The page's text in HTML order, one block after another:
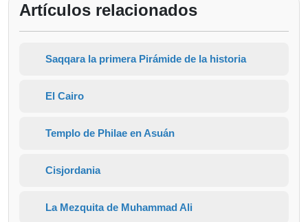
Artículos relacionados
Saqqara la primera Pirámide de la historia
El Cairo
Templo de Philae en Asuán
Cisjordania
La Mezquita de Muhammad Ali